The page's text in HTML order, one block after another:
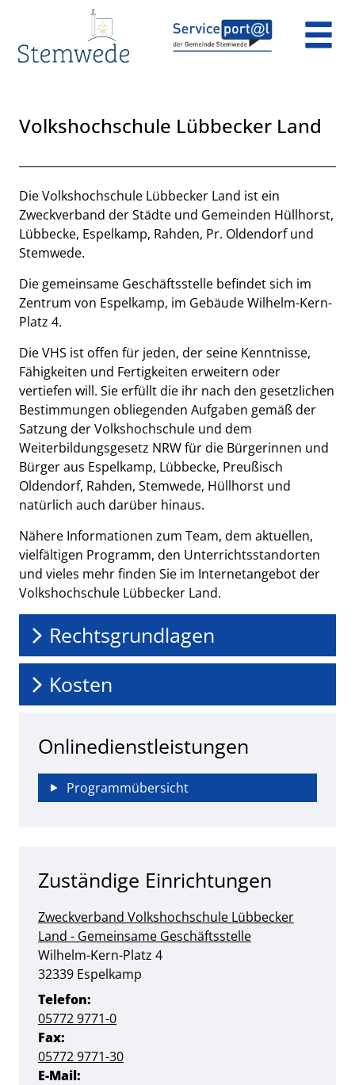
Zum Hauptinhalt springen
Zum Hauptinhalt
Volkshochschule Lübbecker Land
Beschreibung
Die Volkshochschule Lübbecker Land ist ein
Zweckverband der Städte und Gemeinden Hüllhorst,
Lübbecke, Espelkamp, Rahden, Pr. Oldendorf und
Stemwede.
Die gemeinsame Geschäftsstelle befindet sich im
Zentrum von Espelkamp, im Gebäude Wilhelm-Kern-
Platz 4.
Die VHS ist offen für jeden, der seine Kenntnisse,
Fähigkeiten und Fertigkeiten erweitern oder
vertiefen will. Sie erfüllt die ihr nach den gesetzlichen
Bestimmungen obliegenden Aufgaben gemäß der
Satzung der Volkshochschule und dem
Weiterbildungsgesetz NRW für die Bürgerinnen und
Bürger aus Espelkamp, Lübbecke, Preußisch
Oldendorf, Rahden, Stemwede, Hüllhorst und
natürlich auch darüber hinaus.
Nähere Informationen zum Team, dem aktuellen,
vielfältigen Programm, den Unterrichtsstandorten
und vieles mehr finden Sie im Internetangebot der
Volkshochschule Lübbecker Land.
Rechtsgrundlagen
Kosten
Onlinedienstleistungen
Programmübersicht
Zuständige Einrichtungen
Zweckverband Volkshochschule Lübbecker
Land - Gemeinsame Geschäftsstelle
Straße:
Wilhelm-Kern-Platz Hausnummer:
4
PLZ:
32339 Ort:
Espelkamp
Telefon:
05772 9771-0
Fax:
05772 9771-30
E-Mail: